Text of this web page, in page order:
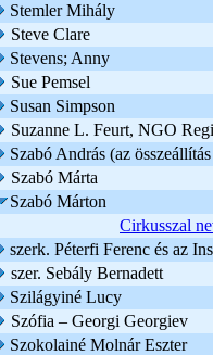
Stemler Mihály
Steve Clare
Stevens; Anny
Sue Pemsel
Susan Simpson
Suzanne L. Feurt, NGO
Szabó András (az
Szabó Márta
Szabó Márton
Cirkusszal
szerk. Péterfi Ferenc és az
szer. Sebály Bernadett
Szilágyiné Lucy
Szófia – Georgi Georgiev
Szokolainé Molnár Eszter